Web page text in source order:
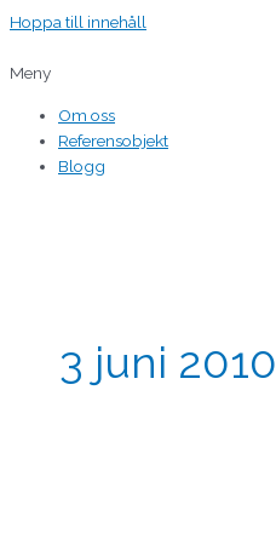
Hoppa till innehåll
Meny
Om oss
Referensobjekt
Blogg
3 juni 2010